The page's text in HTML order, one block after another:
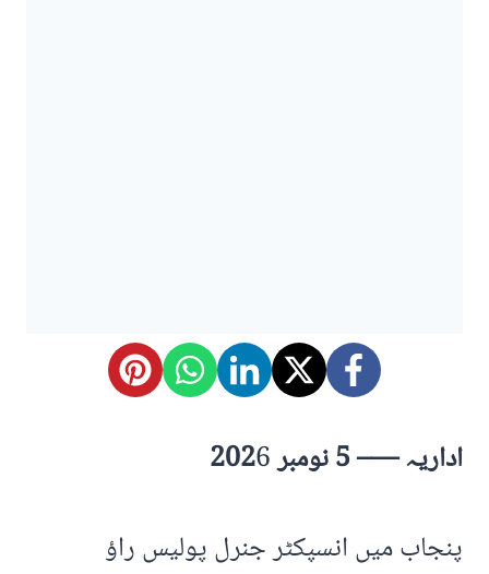
اداریہ —– 5 نومبر 202
6
پنجاب میں انسپکٹر جنرل پولیس راؤ